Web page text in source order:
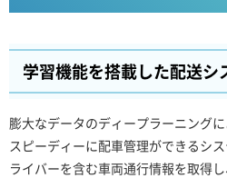
学習機能を搭載した配送シ
膨大なデータのディープラーニング
スピーディーに配車管理ができるシ
ライバーを含む車両通行情報を取得